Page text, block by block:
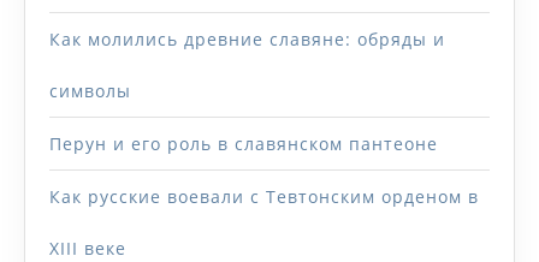
Как молились древние славяне: обряды и
символы
Перун и его роль в славянском пантеоне
Как русские воевали с Тевтонским орденом в
XIII веке